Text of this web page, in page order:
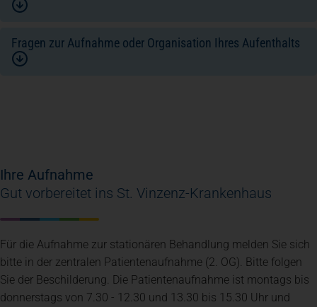
Fragen zur Aufnahme oder Organisation Ihres Aufenthalts
Ihre Aufnahme
Gut vorbereitet ins St. Vinzenz-Krankenhaus
Für die Aufnahme zur stationären Behandlung melden Sie sich
bitte in der zentralen Patientenaufnahme (2. OG). Bitte folgen
Sie der Beschilderung. Die Patientenaufnahme ist montags bis
donnerstags von 7.30 - 12.30 und 13.30 bis 15.30 Uhr und